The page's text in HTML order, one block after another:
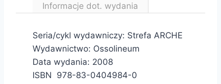
Informacje dot. wydania
Seria/cykl wydawniczy: Strefa ARCHE
Wydawnictwo: Ossolineum
Data wydania: 2008
ISBN 978-83-0404984-0